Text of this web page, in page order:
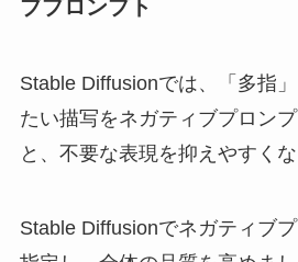
ブプロンプト
Stable Diffusionでは、「多指
たい描写をネガティブプロン
と、不要な表現を抑えやすくな
Stable Diffusionでネガティブ